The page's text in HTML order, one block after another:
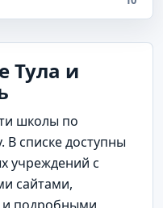
Тула и
школы по
В списке доступны
учреждений с
сайтами,